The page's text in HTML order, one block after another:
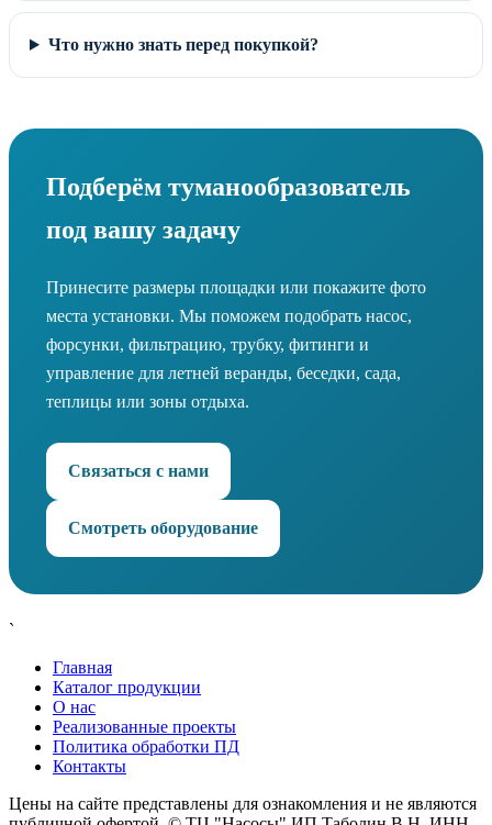
Что нужно знать перед покупкой?
Подберём туманообразователь
под вашу задачу
Принесите размеры площадки или покажите фото
места установки. Мы поможем подобрать насос,
форсунки, фильтрацию, трубку, фитинги и
управление для летней веранды, беседки, сада,
теплицы или зоны отдыха.
Связаться с нами
Смотреть оборудование
`
Главная
Каталог продукции
О нас
Реализованные проекты
Политика обработки ПД
Контакты
Цены на сайте представлены для ознакомления и не являются